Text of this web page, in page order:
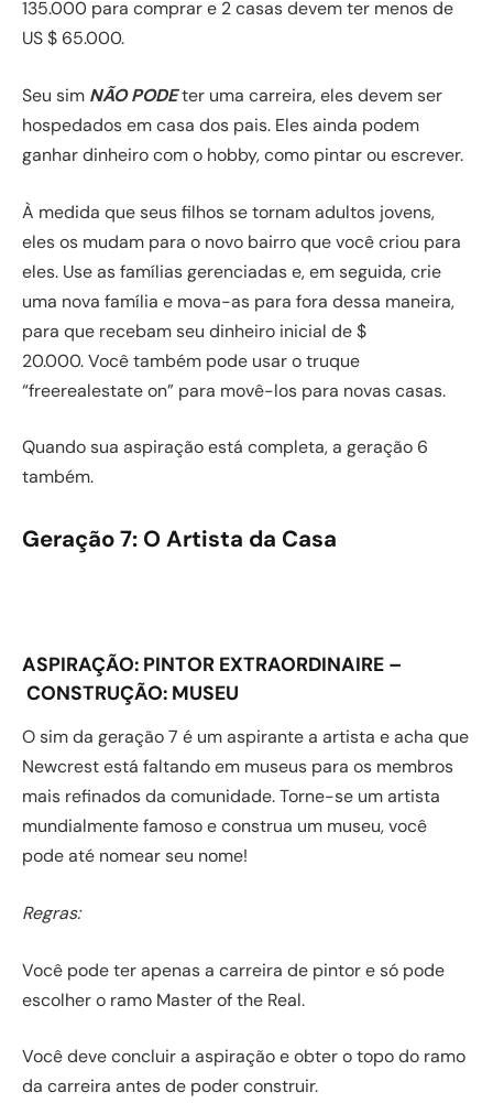
135.000 para comprar e 2 casas devem ter menos de
US $ 65.000.
Seu sim NÃO PODEter uma carreira, eles devem ser
hospedados em casa dos pais. Eles ainda podem
ganhar dinheiro com o hobby, como pintar ou escrever.
À medida que seus filhos se tornam adultos jovens,
eles os mudam para o novo bairro que você criou para
eles. Use as famílias gerenciadas e, em seguida, crie
uma nova família e mova-as para fora dessa maneira,
para que recebam seu dinheiro inicial de $
20.000. Você também pode usar o truque
“freerealestate on” para movê-los para novas casas.
Quando sua aspiração está completa, a geração 6
também.
Geração 7: O Artista da Casa
ASPIRAÇÃO: PINTOR EXTRAORDINAIRE –
CONSTRUÇÃO: MUSEU
O sim da geração 7 é um aspirante a artista e acha que
Newcrest está faltando em museus para os membros
mais refinados da comunidade. Torne-se um artista
mundialmente famoso e construa um museu, você
pode até nomear seu nome!
Regras:
Você pode ter apenas a carreira de pintor e só pode
escolher o ramo Master of the Real.
Você deve concluir a aspiração e obter o topo do ramo
da carreira antes de poder construir.